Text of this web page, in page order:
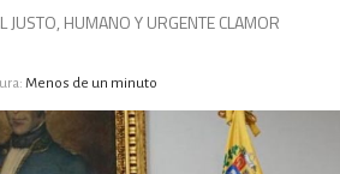
JUSTO, HUMANO Y URGENTE CLAMOR
Menos de un minuto